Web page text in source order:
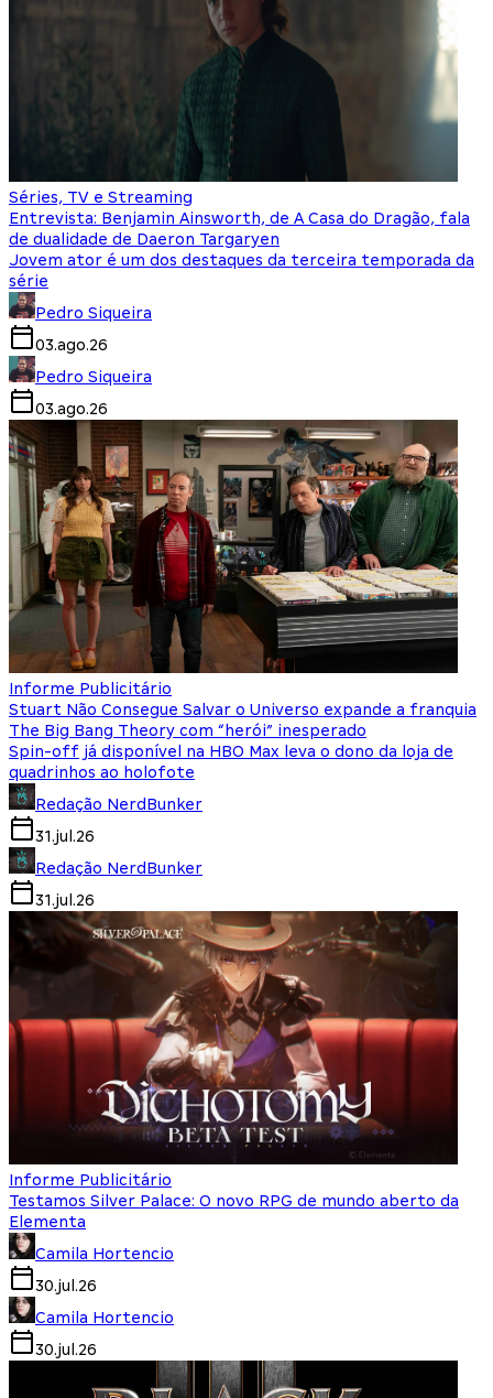
Séries, TV e Streaming
Entrevista: Benjamin Ainsworth, de A Casa do Dragão, fala
de dualidade de Daeron Targaryen
Jovem ator é um dos destaques da terceira temporada da
série
Pedro Siqueira
03.ago.26
Pedro Siqueira
03.ago.26
Informe Publicitário
Stuart Não Consegue Salvar o Universo expande a franquia
The Big Bang Theory com “herói” inesperado
Spin-off já disponível na HBO Max leva o dono da loja de
quadrinhos ao holofote
Redação NerdBunker
31.jul.26
Redação NerdBunker
31.jul.26
Informe Publicitário
Testamos Silver Palace: O novo RPG de mundo aberto da
Elementa
Camila Hortencio
30.jul.26
Camila Hortencio
30.jul.26